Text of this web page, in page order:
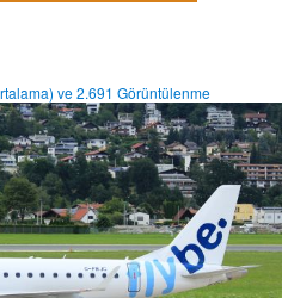
ve2.691 Görüntülenme